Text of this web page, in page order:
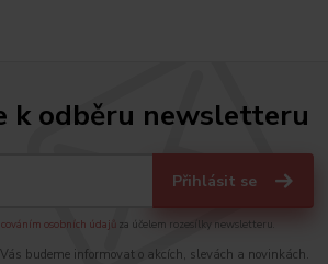
k odběru newsletteru
Přihlásit se
osobních údajů za účelem rozesílky newsletteru.
budeme informovat o akcích, slevách a novinkách.